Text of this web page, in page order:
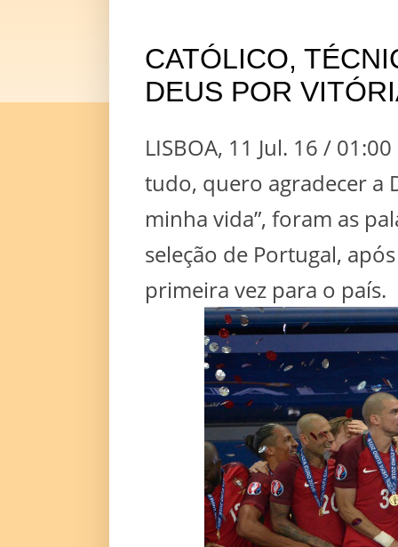
CATÓLICO,
DEUS POR
LISBOA, 11 Jul. 16 /
tudo, quero agradecer a
minha vida”, foram as
seleção de Portugal,
primeira vez para o país.